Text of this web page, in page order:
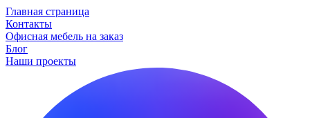
Главная страница
Контакты
Офисная мебель на заказ
Блог
Наши проекты